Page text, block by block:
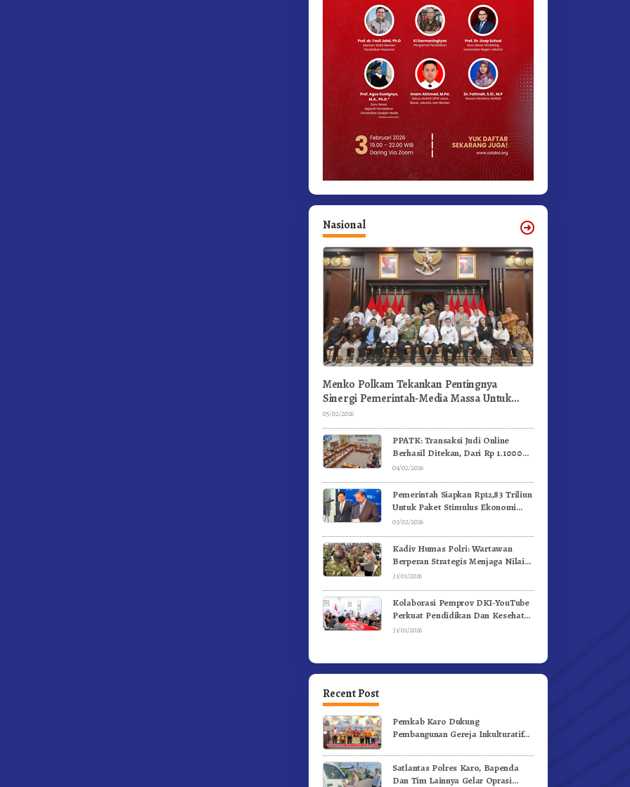
Nasional
Menko Polkam Tekankan Pentingnya
Sinergi Pemerintah-Media Massa Untuk
Jaga Stabilitas Bangsa
05/02/2026
PPATK: Transaksi Judi Online
Berhasil Ditekan, Dari Rp 1.1000
Triliun Menjadi Rp 268 Triliun
04/02/2026
Pemerintah Siapkan Rp12,83 Triliun
Untuk Paket Stimulus Ekonomi
Kuartal I-2026
03/02/2026
Kadiv Humas Polri: Wartawan
Berperan Strategis Menjaga Nilai
Kebangsaan, Demokrasi, dan NKRI
31/01/2026
Kolaborasi Pemprov DKI-YouTube
Perkuat Pendidikan Dan Kesehatan
Mental
31/01/2026
Recent Post
Pemkab Karo Dukung
Pembangunan Gereja Inkulturatif
Satlantas Polres Karo, Bapenda
Dan Tim Lainnya Gelar Oprasi